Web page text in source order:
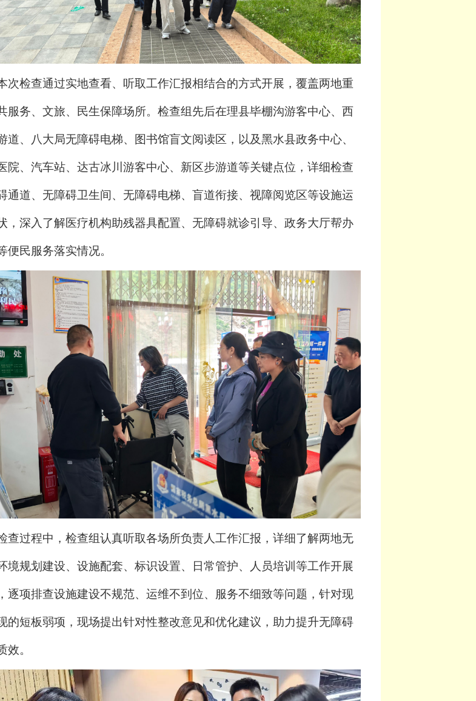
次检查通过实地查看、听取工作汇报相结合的方式开展，覆盖两地重
服务、文旅、民生保障场所。检查组先后在理县毕棚沟游客中心、西
道、八大局无障碍电梯、图书馆盲文阅读区，以及黑水县政务中心、
院、汽车站、达古冰川游客中心、新区步游道等关键点位，详细检查
通道、无障碍卫生间、无障碍电梯、盲道衔接、视障阅览区等设施运
，深入了解医疗机构助残器具配置、无障碍就诊引导、政务大厅帮办
便民服务落实情况。
查过程中，检查组认真听取各场所负责人工作汇报，详细了解两地无
境规划建设、设施配套、标识设置、日常管护、人员培训等工作开展
逐项排查设施建设不规范、运维不到位、服务不细致等问题，针对现
的短板弱项，现场提出针对性整改意见和优化建议，助力提升无障碍
效。